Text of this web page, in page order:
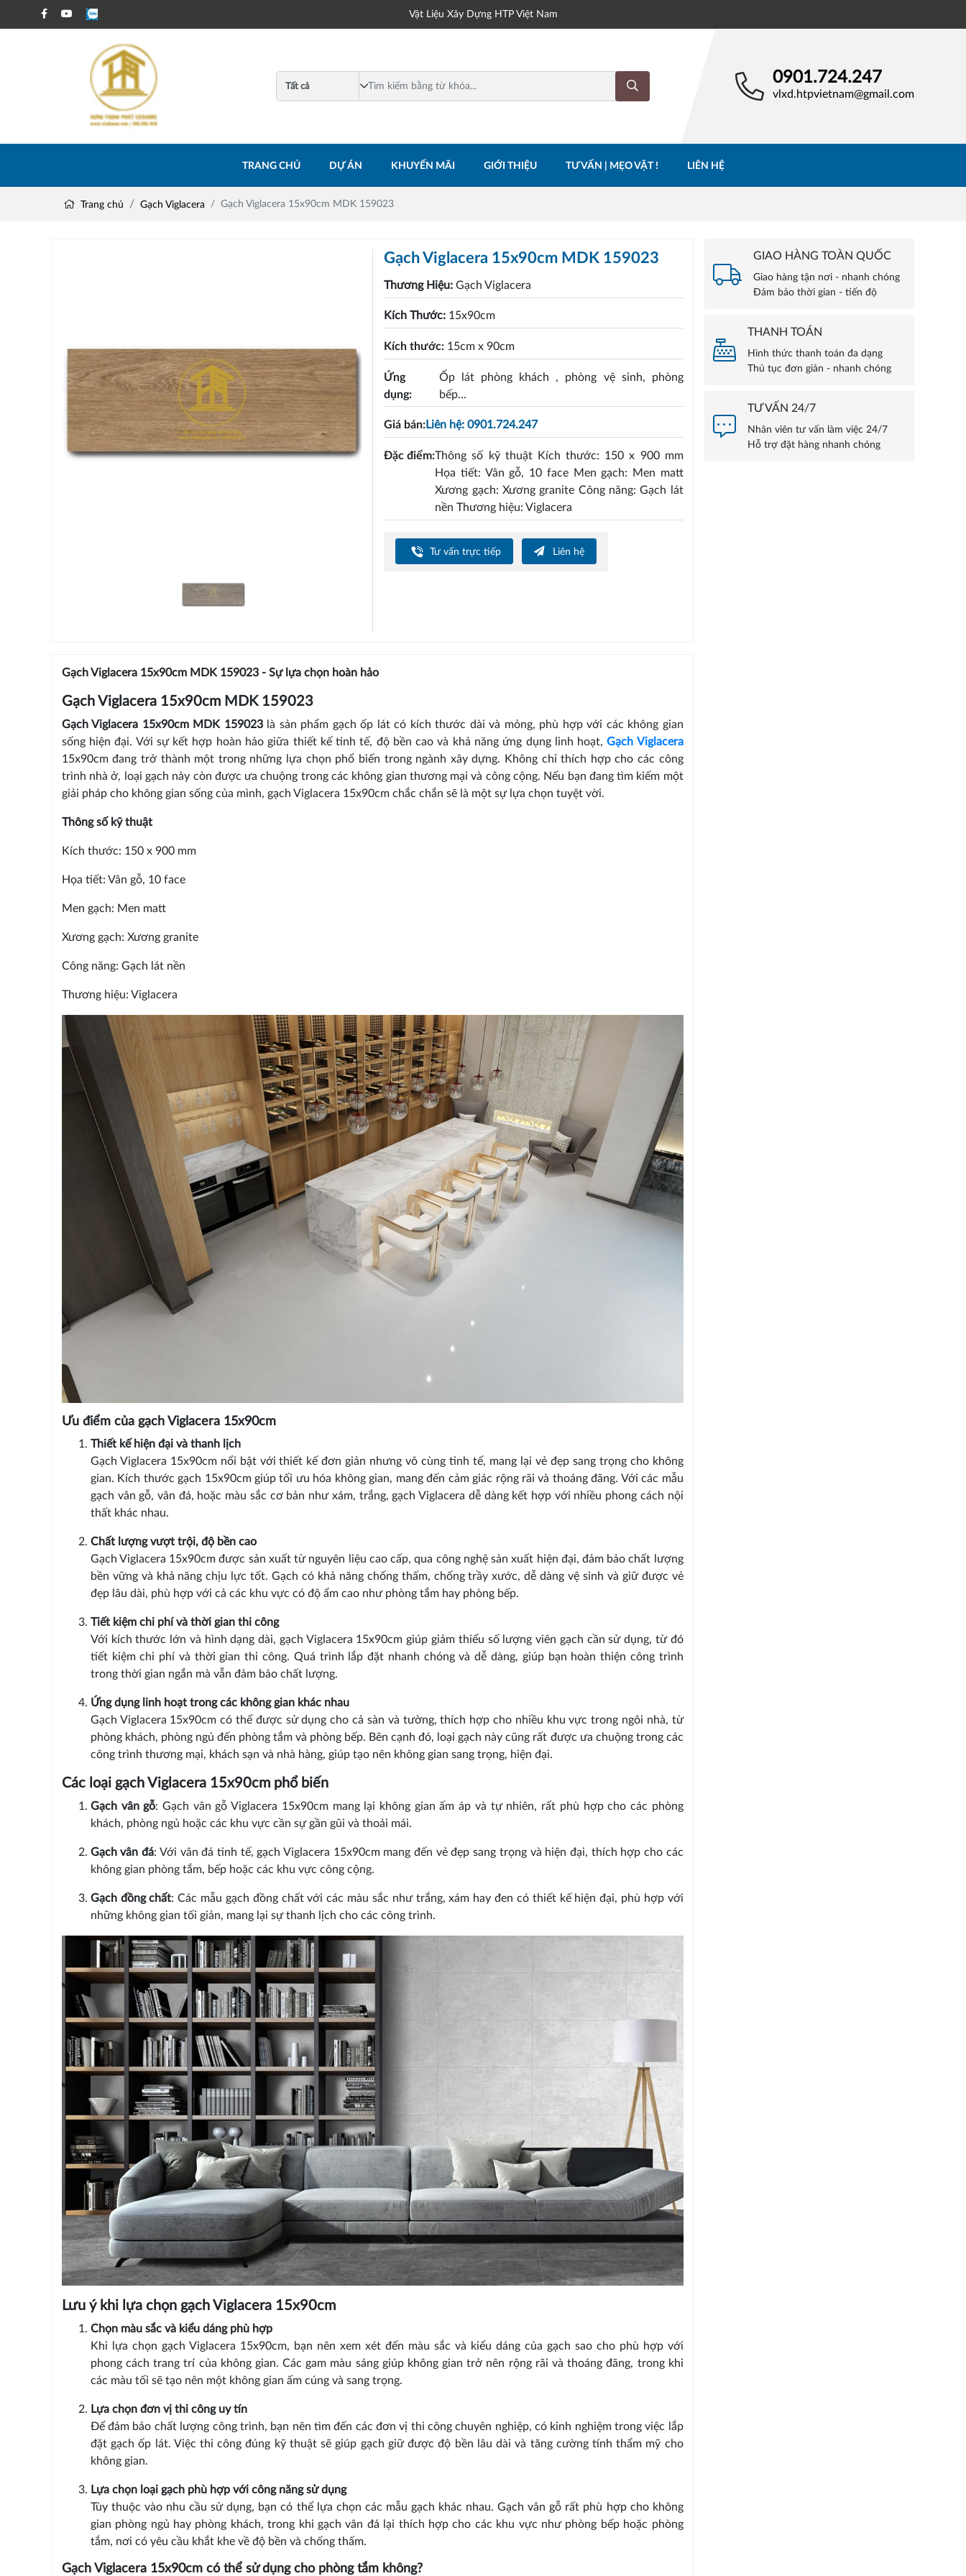
Vật Liệu Xây Dựng HTP Việt Nam
0901.724.247
vlxd.htpvietnam@gmail.com
TRANG CHỦ DỰ ÁN KHUYẾN MÃI GIỚI THIỆU TƯ VẤN | MẸO VẶT ! LIÊN HỆ
Trang chủ Gạch Viglacera Gạch Viglacera 15x90cm MDK 159023
Gạch Viglacera 15x90cm MDK 159023
Thương Hiệu:Gạch Viglacera
Kích Thước: 15x90cm
Kích thước: 15cm x 90cm
Ứng
dụng:
Ốp lát phòng khách , phòng vệ sinh, phòng
bếp...
Giá bán:Liên hệ: 0901.724.247
Đặc điểm:Thông số kỹ thuật Kích thước: 150 x 900 mm
Họa tiết: Vân gỗ, 10 face Men gạch: Men matt
Xương gạch: Xương granite Công năng: Gạch lát
nền Thương hiệu: Viglacera
Tư vấn trực tiếp Liên hệ
Gạch Viglacera 15x90cm MDK 159023 - Sự lựa chọn hoàn hảo
Gạch Viglacera 15x90cm MDK 159023
Gạch Viglacera 15x90cm MDK 159023là sản phẩm gạch ốp lát có kích thước dài và mỏng, phù hợp với các không gian
sống hiện đại. Với sự kết hợp hoàn hảo giữa thiết kế tinh tế, độ bền cao và khả năng ứng dụng linh hoạt,Gạch Viglacera
15x90cm đang trở thành một trong những lựa chọn phổ biến trong ngành xây dựng. Không chỉ thích hợp cho các công
trình nhà ở, loại gạch này còn được ưa chuộng trong các không gian thương mại và công cộng. Nếu bạn đang tìm kiếm một
giải pháp cho không gian sống của mình, gạch Viglacera 15x90cm chắc chắn sẽ là một sự lựa chọn tuyệt vời.
Thông số kỹ thuật
Kích thước: 150 x 900 mm
Họa tiết: Vân gỗ, 10 face
Men gạch: Men matt
Xương gạch: Xương granite
Công năng: Gạch lát nền
Thương hiệu: Viglacera
Ưu điểm của gạch Viglacera 15x90cm
Thiết kế hiện đại và thanh lịch
Gạch Viglacera 15x90cm nổi bật với thiết kế đơn giản nhưng vô cùng tinh tế, mang lại vẻ đẹp sang trọng cho không
gian. Kích thước gạch 15x90cm giúp tối ưu hóa không gian, mang đến cảm giác rộng rãi và thoáng đãng. Với các mẫu
gạch vân gỗ, vân đá, hoặc màu sắc cơ bản như xám, trắng, gạch Viglacera dễ dàng kết hợp với nhiều phong cách nội
thất khác nhau.
Chất lượng vượt trội, độ bền cao
Gạch Viglacera 15x90cm được sản xuất từ nguyên liệu cao cấp, qua công nghệ sản xuất hiện đại, đảm bảo chất lượng
bền vững và khả năng chịu lực tốt. Gạch có khả năng chống thấm, chống trầy xước, dễ dàng vệ sinh và giữ được vẻ
đẹp lâu dài, phù hợp với cả các khu vực có độ ẩm cao như phòng tắm hay phòng bếp.
Tiết kiệm chi phí và thời gian thi công
Với kích thước lớn và hình dạng dài, gạch Viglacera 15x90cm giúp giảm thiểu số lượng viên gạch cần sử dụng, từ đó
tiết kiệm chi phí và thời gian thi công. Quá trình lắp đặt nhanh chóng và dễ dàng, giúp bạn hoàn thiện công trình
trong thời gian ngắn mà vẫn đảm bảo chất lượng.
Ứng dụng linh hoạt trong các không gian khác nhau
Gạch Viglacera 15x90cm có thể được sử dụng cho cả sàn và tường, thích hợp cho nhiều khu vực trong ngôi nhà, từ
phòng khách, phòng ngủ đến phòng tắm và phòng bếp. Bên cạnh đó, loại gạch này cũng rất được ưa chuộng trong các
công trình thương mại, khách sạn và nhà hàng, giúp tạo nên không gian sang trọng, hiện đại.
Các loại gạch Viglacera 15x90cm phổ biến
Gạch vân gỗ: Gạch vân gỗ Viglacera 15x90cm mang lại không gian ấm áp và tự nhiên, rất phù hợp cho các phòng
khách, phòng ngủ hoặc các khu vực cần sự gần gũi và thoải mái.
Gạch vân đá: Với vân đá tinh tế, gạch Viglacera 15x90cm mang đến vẻ đẹp sang trọng và hiện đại, thích hợp cho các
không gian phòng tắm, bếp hoặc các khu vực công cộng.
Gạch đồng chất: Các mẫu gạch đồng chất với các màu sắc như trắng, xám hay đen có thiết kế hiện đại, phù hợp với
những không gian tối giản, mang lại sự thanh lịch cho các công trình.
Lưu ý khi lựa chọn gạch Viglacera 15x90cm
Chọn màu sắc và kiểu dáng phù hợp
Khi lựa chọn gạch Viglacera 15x90cm, bạn nên xem xét đến màu sắc và kiểu dáng của gạch sao cho phù hợp với
phong cách trang trí của không gian. Các gam màu sáng giúp không gian trở nên rộng rãi và thoáng đãng, trong khi
các màu tối sẽ tạo nên một không gian ấm cúng và sang trọng.
Lựa chọn đơn vị thi công uy tín
Để đảm bảo chất lượng công trình, bạn nên tìm đến các đơn vị thi công chuyên nghiệp, có kinh nghiệm trong việc lắp
đặt gạch ốp lát. Việc thi công đúng kỹ thuật sẽ giúp gạch giữ được độ bền lâu dài và tăng cường tính thẩm mỹ cho
không gian.
Lựa chọn loại gạch phù hợp với công năng sử dụng
Tùy thuộc vào nhu cầu sử dụng, bạn có thể lựa chọn các mẫu gạch khác nhau. Gạch vân gỗ rất phù hợp cho không
gian phòng ngủ hay phòng khách, trong khi gạch vân đá lại thích hợp cho các khu vực như phòng bếp hoặc phòng
tắm, nơi có yêu cầu khắt khe về độ bền và chống thấm.
Gạch Viglacera 15x90cm có thể sử dụng cho phòng tắm không?
GIAO HÀNG TOÀN QUỐC
Giao hàng tận nơi - nhanh chóng
Đảm bảo thời gian - tiến độ
THANH TOÁN
Hình thức thanh toán đa dạng
Thủ tục đơn giản - nhanh chóng
TƯ VẤN 24/7
Nhân viên tư vấn làm việc 24/7
Hỗ trợ đặt hàng nhanh chóng